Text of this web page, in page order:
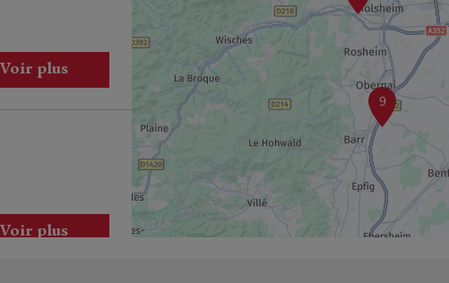
Voir plus
Voir plus
9